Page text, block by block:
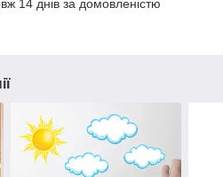
14 днів за домовленістю